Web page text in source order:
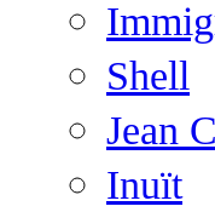
Shell
Jean
Inuït